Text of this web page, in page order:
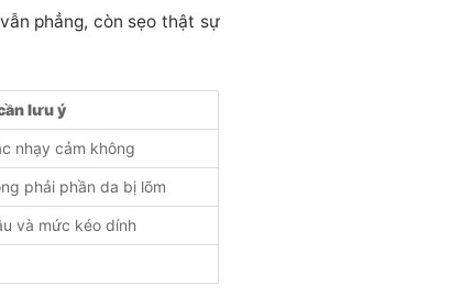
phẳng, còn sẹo thật sự
lưu ý
nhạy cảm không
phải phần da bị lõm
và mức kéo dính